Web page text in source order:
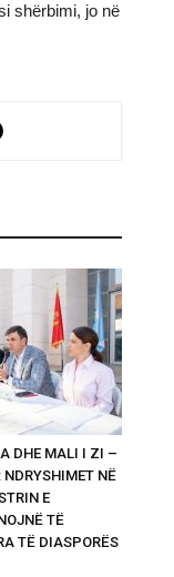
shërbimi, jo në
DHE MALI I ZI –
NDRYSHIMET NË
E
TË
TË DIASPORËS